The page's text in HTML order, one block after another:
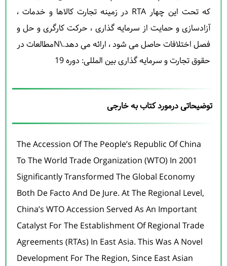
که تحت این چهار RTA در زمینه تجارت کالاها و خدمات ،
آزادسازی و حمایت از سرمایه گذاری ، حرکت کارگری و حل و
فصل اختلافات حاصل می شود ، ارائه می دهد.\nمطالعات در
حقوق تجارت و سرمایه گذاری بین المللی: دوره 19
توضیحاتی درمورد کتاب به خارجی
The Accession Of The People’s Republic Of China
To The World Trade Organization (WTO) In 2001
Significantly Transformed The Global Economy
Both De Facto And De Jure. At The Regional Level,
China’s WTO Accession Served As An Important
Catalyst For The Establishment Of Regional Trade
Agreements (RTAs) In East Asia. This Was A Novel
Development For The Region, Since East Asian